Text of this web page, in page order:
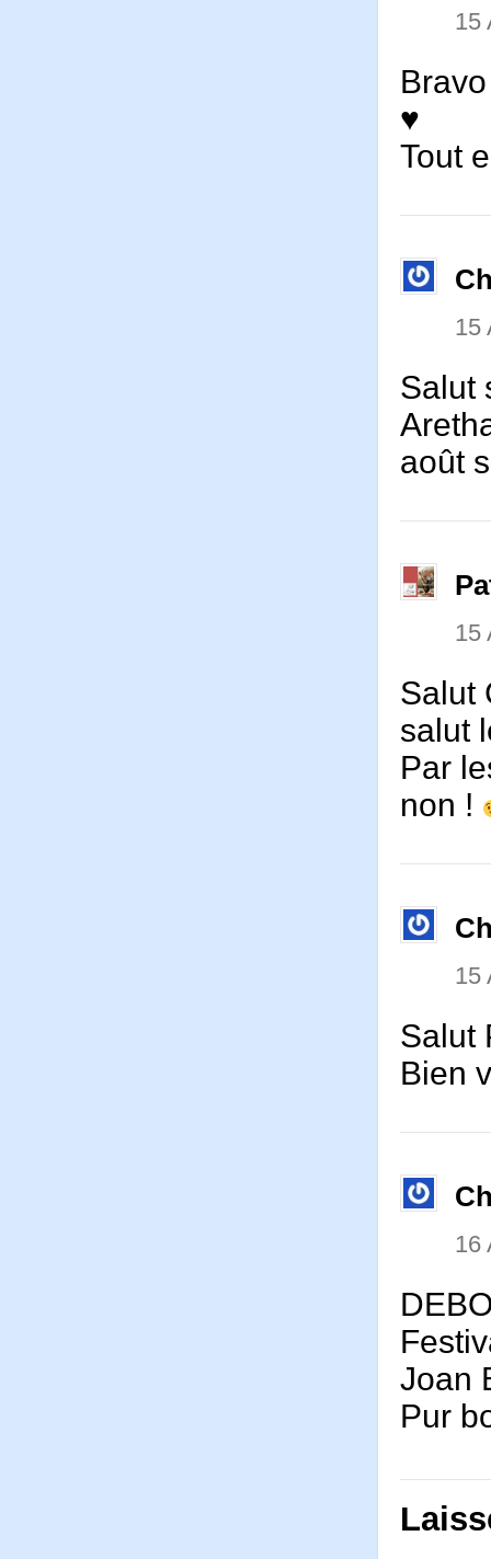
15
♥
Tout
15
Salut
août
15
Salut
salut
Par
non !
15
Salut
Bien
16
Joan
Pur